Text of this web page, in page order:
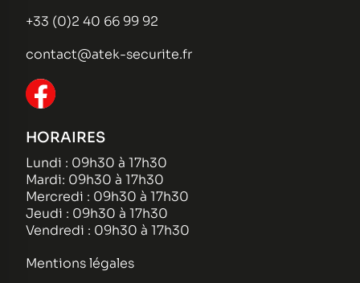
+33 (0)2 40 66 99 92
contact@atek-securite.fr
HORAIRES
Lundi : 09h30 à 17h30
Mardi: 09h30 à 17h30
Mercredi : 09h30 à 17h30
Jeudi : 09h30 à 17h30
Vendredi : 09h30 à 17h30
Mentions légales